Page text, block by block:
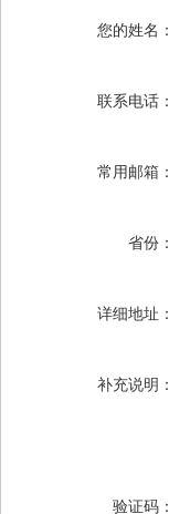
您的姓名：
联系电话：
常用邮箱：
省份：
详细地址：
补充说明：
验证码：